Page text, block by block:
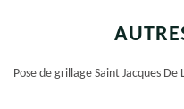
Pose de grillage Saint Jacques De